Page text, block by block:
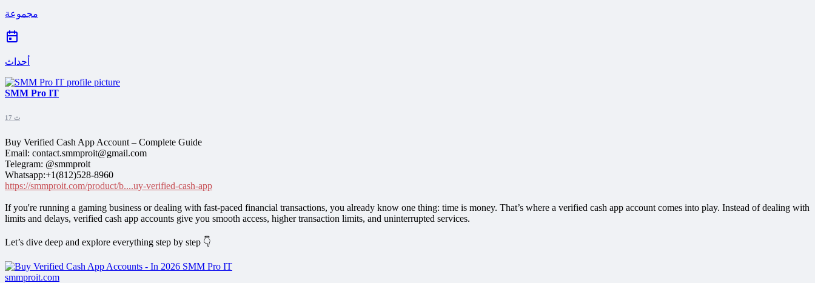
مجموعة
أحداث
SMM Pro IT
17 ث
Buy Verified Cash App Account – Complete Guide
Email: contact.smmproit@gmail.com
Telegram: @smmproit
Whatsapp:+1(812)528-8960
https://smmproit.com/product/b....uy-verified-cash-app
If you're running a gaming business or dealing with fast-paced financial transactions, you already know one thing: time is money. That’s where a verified cash app account comes into play. Instead of dealing with
limits and delays, verified cash app accounts give you smooth access, higher transaction limits, and uninterrupted services.
Let’s dive deep and explore everything step by step 👇
smmproit.com